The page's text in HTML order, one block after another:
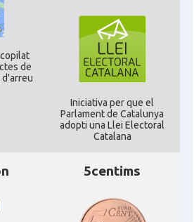
Catalans a SOUTHAMPTON
Catalans a STIRLING
Catalans a WIGHT
de
Iniciativa per que el
Parlament de Catalunya
adopti una Llei Electoral
Catalana
5centims